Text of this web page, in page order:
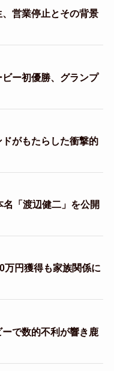
営業停止とその背景
ー初優勝、グランプ
がもたらした衝撃的
「渡辺健二」を公開
万円獲得も家族関係に
で数的不利が響き鹿